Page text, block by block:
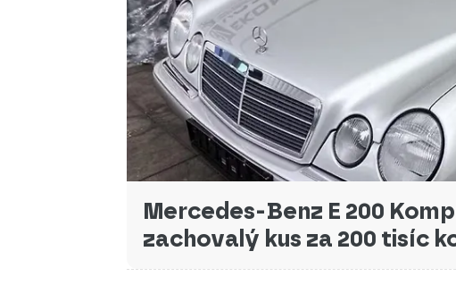
Mercedes-Benz E 200
zachovalý kus za 200 tisíc